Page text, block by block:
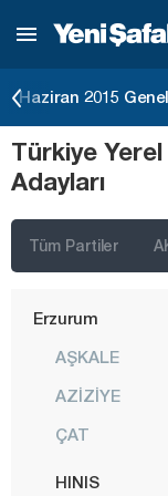
Haziran 2015
Türkiye
Adayları
Tüm Partiler
Çorum
Düzce
Edirne
Erzincan
Erzurum
AŞKALE
AZİZİYE
ÇAT
HINIS